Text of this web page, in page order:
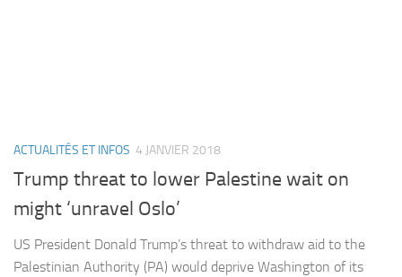
ACTUALITÉS ET INFOS 4 JANVIER 2018
Trump threat to lower Palestine wait on
might ‘unravel Oslo’
US President Donald Trump’s threat to withdraw aid to the
Palestinian Authority (PA) would deprive Washington of its